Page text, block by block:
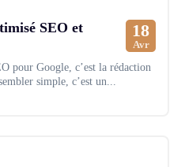
SEO et
18
Avr
pour Google, c’est la rédaction
simple, c’est un...